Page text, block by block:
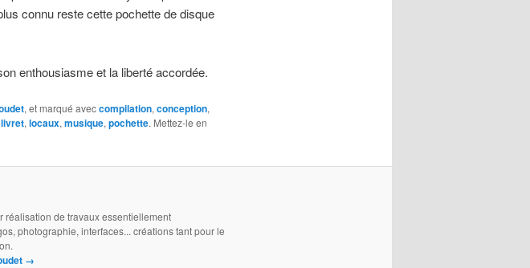
connu reste cette pochette de disque
enthousiasme et la liberté accordée.
, et marqué aveccompilation, conception,
livret, locaux, musique, pochette. Mettez-le en
de travaux essentiellement
photographie, interfaces... créations tant pour le
→